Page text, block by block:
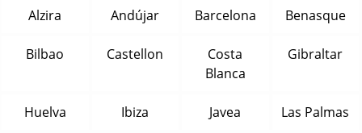
Alzira Andújar Barcelona Benasque
Bilbao Castellon
Costa
Blanca
Gibraltar
Huelva Ibiza Javea Las Palmas